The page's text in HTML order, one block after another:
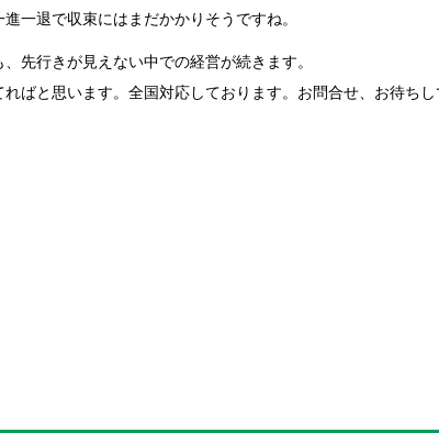
一退で収束にはまだかかりそうですね。
ても、先行きが見えない中での経営が続きます。
ばと思います。全国対応しております。お問合せ、お待ちし